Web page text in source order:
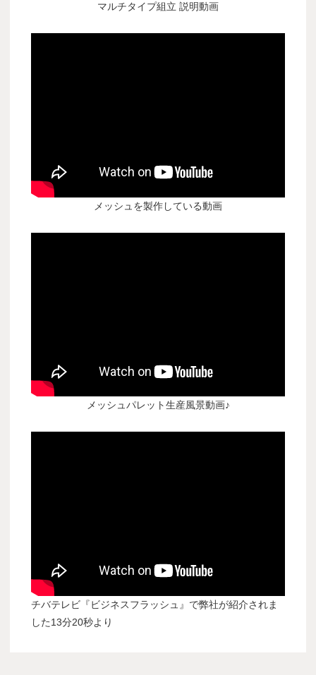
マルチタイプ組立 説明動画
メッシュを製作している動画
メッシュパレット生産風景動画♪
チバテレビ『ビジネスフラッシュ』で弊社が紹介されま
した13分20秒より